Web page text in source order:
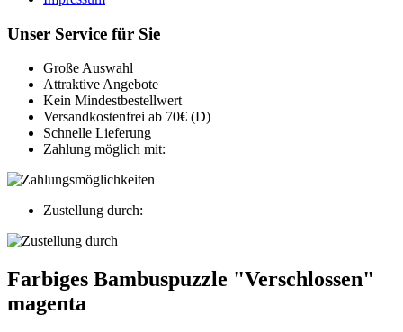
Unser Service für Sie
Große Auswahl
Attraktive Angebote
Kein Mindestbestellwert
Versandkostenfrei ab 70€ (D)
Schnelle Lieferung
Zahlung möglich mit:
Zustellung durch:
Farbiges Bambuspuzzle "Verschlossen"
magenta